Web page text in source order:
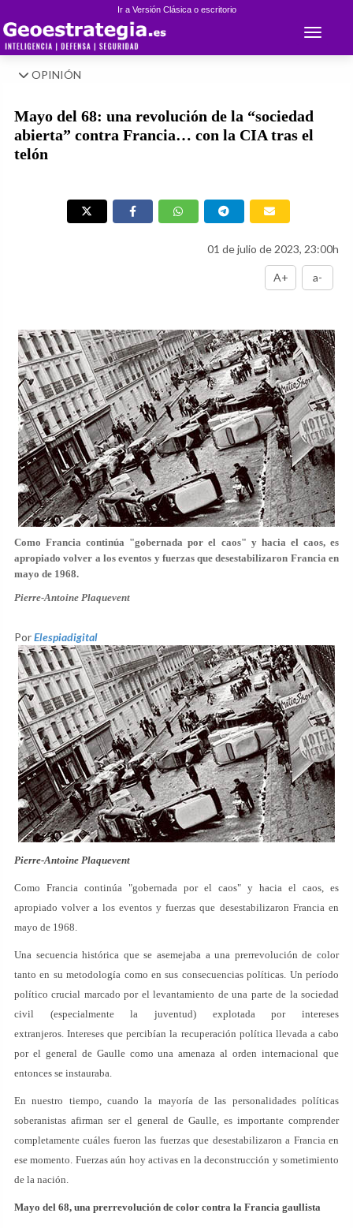
Ir a Versión Clásica o escritorio
Toggle
OPINIÓN
Mayo del 68: una revolución de la “sociedad
abierta” contra Francia… con la CIA tras el
telón
01 de julio de 2023, 23:00h
A+ a-
Como Francia continúa "gobernada por el caos" y hacia el caos, es
apropiado volver a los eventos y fuerzas que desestabilizaron Francia en
mayo de 1968.
Pierre-Antoine Plaquevent
PorElespiadigital
Pierre-Antoine Plaquevent
Como Francia continúa "gobernada por el caos" y hacia el caos, es
apropiado volver a los eventos y fuerzas que desestabilizaron Francia en
mayo de 1968.
Una secuencia histórica que se asemejaba a una prerrevolución de color
tanto en su metodología como en sus consecuencias políticas. Un período
político crucial marcado por el levantamiento de una parte de la sociedad
civil (especialmente la juventud) explotada por intereses
extranjeros. Intereses que percibían la recuperación política llevada a cabo
por el general de Gaulle como una amenaza al orden internacional que
entonces se instauraba.
En nuestro tiempo, cuando la mayoría de las personalidades políticas
soberanistas afirman ser el general de Gaulle, es importante comprender
completamente cuáles fueron las fuerzas que desestabilizaron a Francia en
ese momento. Fuerzas aún hoy activas en la deconstrucción y sometimiento
de la nación.
Mayo del 68, una prerrevolución de color contra la Francia gaullista